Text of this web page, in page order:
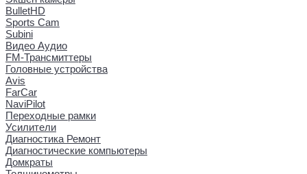
BulletHD
Sports Cam
Subini
Видео Аудио
FM-Трансмиттеры
Головные устройства
Avis
FarCar
NaviPilot
Переходные рамки
Усилители
Диагностика Ремонт
Диагностические компьютеры
Домкраты